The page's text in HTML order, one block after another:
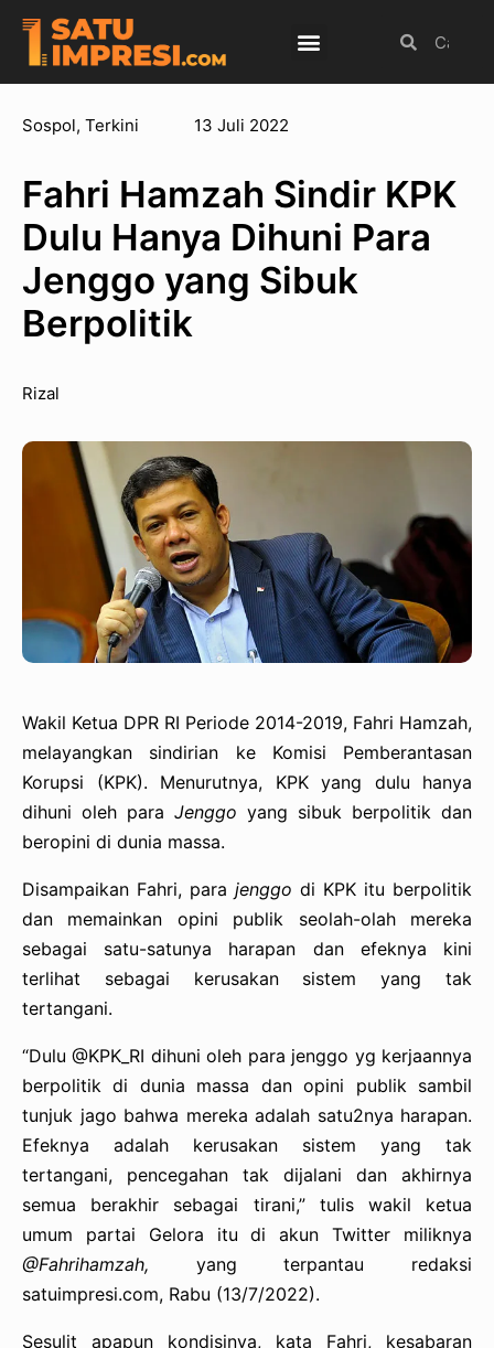
Sospol, Terkini 13 Juli 2022
Fahri Hamzah Sindir KPK
Dulu Hanya Dihuni Para
Jenggo yang Sibuk
Berpolitik
Rizal
Wakil Ketua DPR RI Periode 2014-2019, Fahri Hamzah,
melayangkan sindirian ke Komisi Pemberantasan
Korupsi (KPK). Menurutnya, KPK yang dulu hanya
dihuni oleh para Jenggo yang sibuk berpolitik dan
beropini di dunia massa.
Disampaikan Fahri, para jenggo di KPK itu berpolitik
dan memainkan opini publik seolah-olah mereka
sebagai satu-satunya harapan dan efeknya kini
terlihat sebagai kerusakan sistem yang tak
tertangani.
“Dulu @KPK_RI dihuni oleh para jenggo yg kerjaannya
berpolitik di dunia massa dan opini publik sambil
tunjuk jago bahwa mereka adalah satu2nya harapan.
Efeknya adalah kerusakan sistem yang tak
tertangani, pencegahan tak dijalani dan akhirnya
semua berakhir sebagai tirani,” tulis wakil ketua
umum partai Gelora itu di akun Twitter miliknya
@Fahrihamzah, yang terpantau redaksi
satuimpresi.com, Rabu (13/7/2022).
Sesulit apapun kondisinya, kata Fahri, kesabaran